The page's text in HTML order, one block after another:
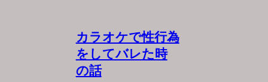
カラオケで性行為
をしてバレた時
の話